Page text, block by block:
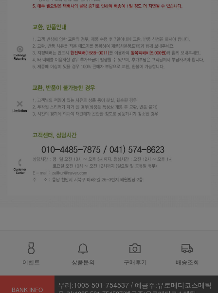
이벤트 상품문의 구매후기 배송조회
BANK INFO 우리:1005-501-754537 / 예금주:유로메디코스메틱